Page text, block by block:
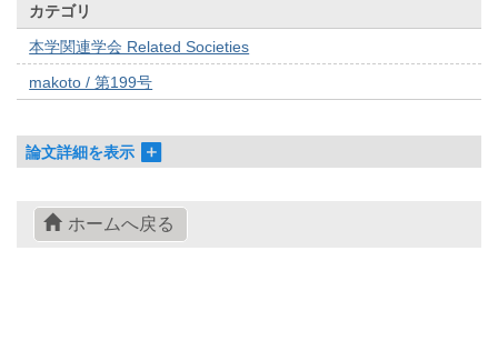
カテゴリ
本学関連学会 Related Societies
makoto / 第199号
論文詳細を表示
ホームへ戻る